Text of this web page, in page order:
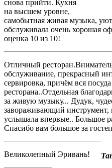
снова прийти. Кухня
на высшем уровне,
самобытная живая музыка,
обслуживала очень хорошая
оценка 10 из 10!
Отличный
обслуживание, прекрасный
сервировка, причём вся
ресторана..Отдельная
за живую музыку... Дудук,
завораживающий инструмент,
услышала впервые.. Большое
Спасибо вам большое за
Великолепный Эривань!